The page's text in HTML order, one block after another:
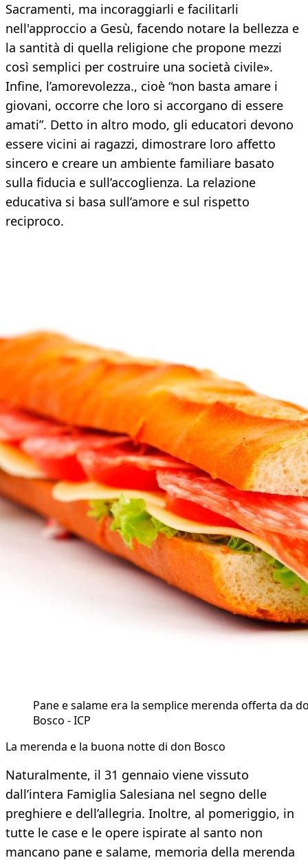
Sacramenti, ma incoraggiarli e facilitarli
nell'approccio a Gesù, facendo notare la bellezza e
la santità di quella religione che propone mezzi
così semplici per costruire una società civile».
Infine, l’amorevolezza., cioè “non basta amare i
giovani, occorre che loro si accorgano di essere
amati”. Detto in altro modo, gli educatori devono
essere vicini ai ragazzi, dimostrare loro affetto
sincero e creare un ambiente familiare basato
sulla fiducia e sull’accoglienza. La relazione
educativa si basa sull’amore e sul rispetto
reciproco.
Pane e salame era la semplice merenda offerta da
Bosco - ICP
La merenda e la buona notte di don Bosco
Naturalmente, il 31 gennaio viene vissuto
dall’intera Famiglia Salesiana nel segno delle
preghiere e dell’allegria. Inoltre, al pomeriggio, in
tutte le case e le opere ispirate al santo non
mancano pane e salame, memoria della merenda